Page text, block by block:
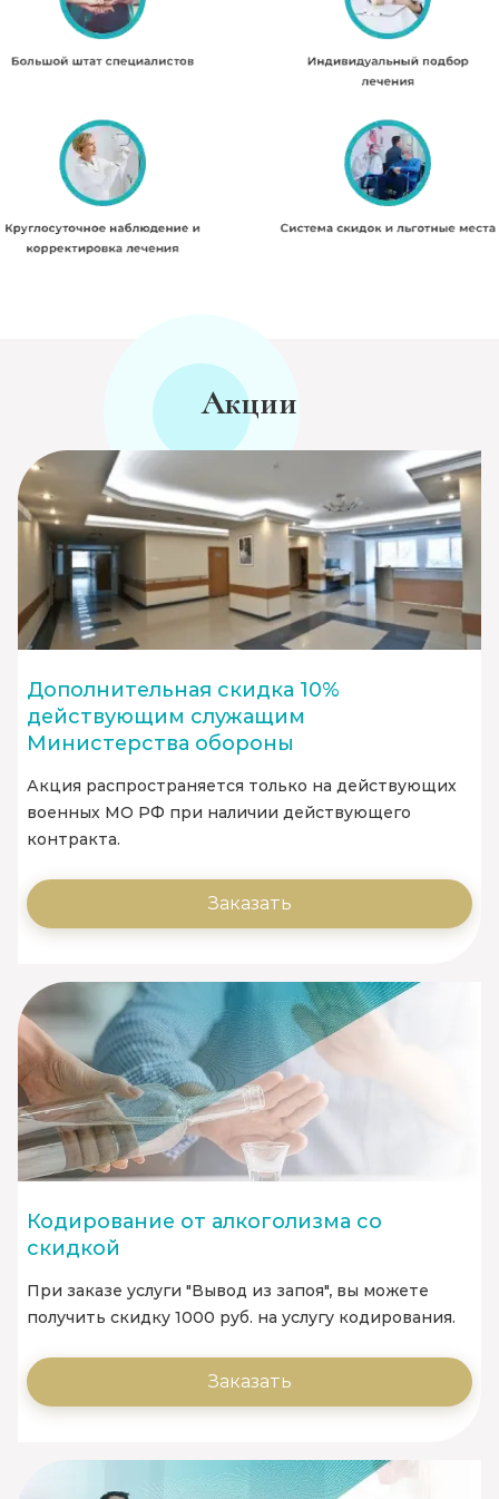
Акции
Дополнительная скидка 10%
действующим служащим
Министерства обороны
Акция распространяется только на действующих
военных МО РФ при наличии действующего
контракта.
Заказать
Кодирование от алкоголизма со
скидкой
При заказе услуги "Вывод из запоя", вы можете
получить скидку 1000 руб. на услугу кодирования.
Заказать